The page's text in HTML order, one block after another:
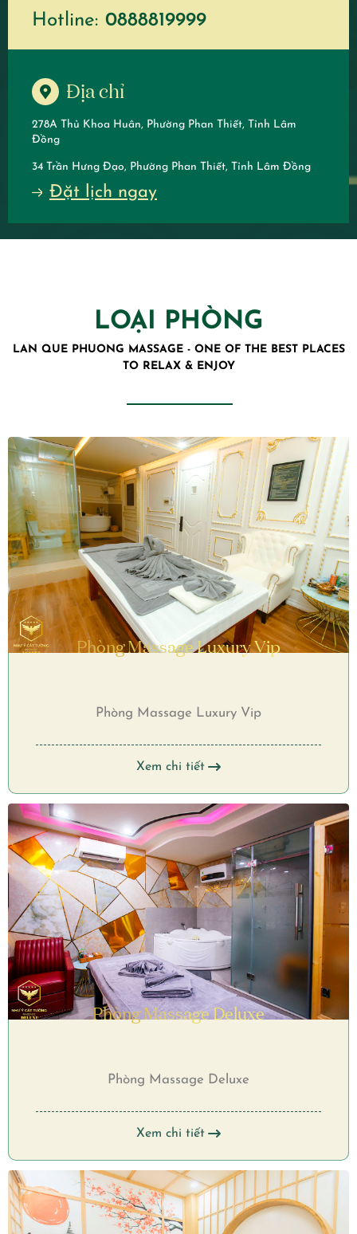
Hotline: 0888819999
Địa chỉ
278A Thủ Khoa Huân, Phường Phan Thiết, Tỉnh Lâm
Đồng
34 Trần Hưng Đạo, Phường Phan Thiết, Tỉnh Lâm Đồng
Đặt lịch ngay
LOẠI PHÒNG
LAN QUE PHUONG MASSAGE - ONE OF THE BEST PLACES
TO RELAX & ENJOY
Phòng Massage Luxury Vip
Phòng Massage Luxury Vip
Xem chi tiết
Phòng Massage Deluxe
Phòng Massage Deluxe
Xem chi tiết